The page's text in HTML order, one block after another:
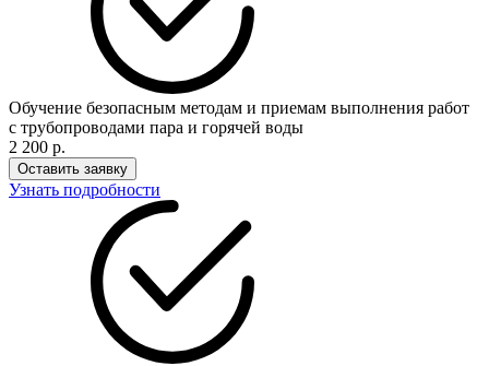
Обучение безопасным методам и приемам выполнения работ
с трубопроводами пара и горячей воды
2 200 р.
Оставить заявку
Узнать подробности